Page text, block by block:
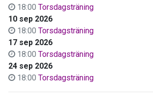
18:00 Torsdagsträning
10 sep 2026
18:00 Torsdagsträning
17 sep 2026
18:00 Torsdagsträning
24 sep 2026
18:00 Torsdagsträning